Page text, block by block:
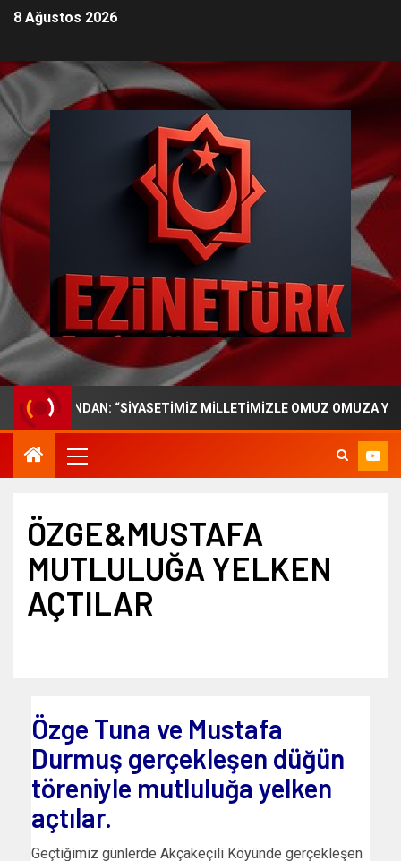
8 Ağustos 2026
CANDAN: “SİYASETİMİZ MİLLETİMİZLE OMUZ OMUZA
ÖZGE&MUSTAFA
MUTLULUĞA YELKEN
AÇTILAR
Özge Tuna ve Mustafa
Durmuş gerçekleşen düğün
töreniyle mutluluğa yelken
açtılar.
Geçtiğimiz günlerde Akçakeçili Köyünde gerçekleşen